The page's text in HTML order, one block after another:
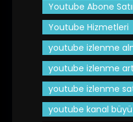
Youtube Abone
Youtube Hizmetleri
youtube izlenme
youtube izlenme
youtube izlenme
youtube kanal